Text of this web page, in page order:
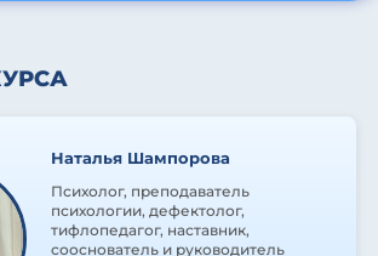
Наталья Шампорова
Психолог, преподаватель
психологии, дефектолог,
тифлопедагог, наставник,
сооснователь и руководитель